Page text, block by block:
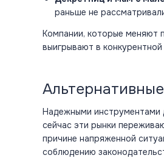
раньше не
Компании, которые меняют
выигрывают в конкурентной
Надежными инструментами
сейчас эти рынки
причине напряженной
соблюдению